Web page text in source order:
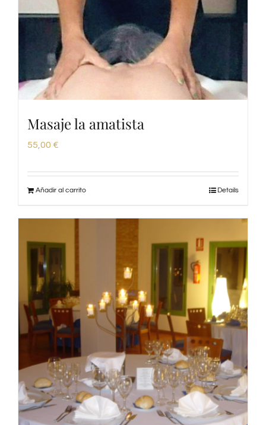
Masaje la amatista
55,00 €
Añadir al carrito Details